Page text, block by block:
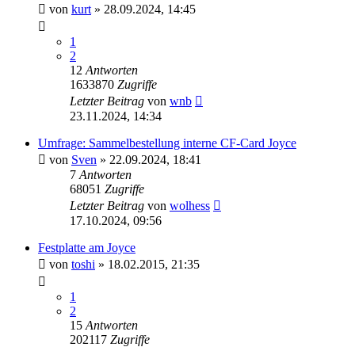
von kurt » 28.09.2024, 14:45
1
2
12 Antworten
1633870 Zugriffe
Letzter Beitrag von wnb
23.11.2024, 14:34
Umfrage: Sammelbestellung interne CF-Card Joyce
von Sven » 22.09.2024, 18:41
7 Antworten
68051 Zugriffe
Letzter Beitrag von wolhess
17.10.2024, 09:56
Festplatte am Joyce
von toshi » 18.02.2015, 21:35
1
2
15 Antworten
202117 Zugriffe